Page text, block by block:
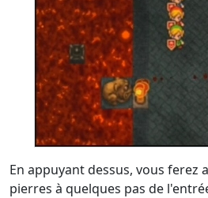
En appuyant dessus, vous ferez
pierres à quelques pas de